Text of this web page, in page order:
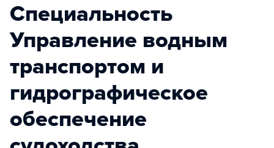
Специальность
Управление водным
транспортом и
гидрографическое
обеспечение